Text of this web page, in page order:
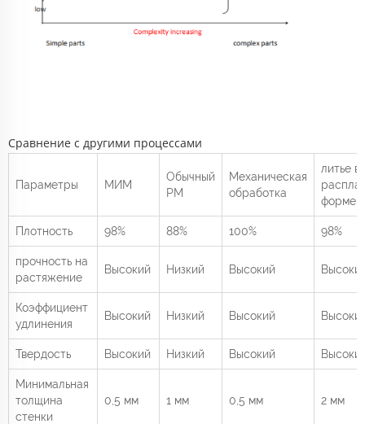
Сравнение с другими процессами
Параметры МИМ
Обычный
PM
Механическая
обработка
литье в
форме
Плотность 98% 88% 100% 98%
прочность на
растяжение
Высокий Низкий Высокий
Коэффициент
удлинения
Высокий Низкий Высокий
Твердость Высокий Низкий Высокий
Минимальная
толщина
стенки
0,5 мм 1 мм 0,5 мм 2 мм